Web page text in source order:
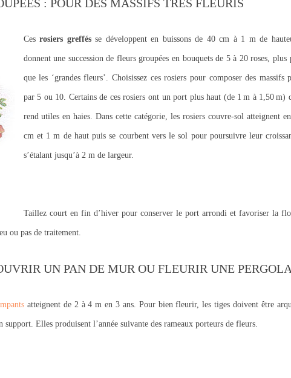
: POUR DES MASSIFS TRÈS FLEURIS
Cesrosiers greffésse développent en buissons de 40 cm à 1 m de
donnent une succession de fleurs groupées en bouquets de 5 à 20 roses, plus
que les ‘grandes fleurs’. Choisissez ces rosiers pour composer des massifs
par 5 ou 10. Certains de ces rosiers ont un port plus haut (de 1 m à 1,50 m)
rend utiles en haies. Dans cette catégorie, les rosiers couvre-sol atteignent
cm et 1 m de haut puis se courbent vers le sol pour poursuivre leur
s’étalant jusqu’à 2 m de largeur.
Taillez court en fin d’hiver pour conserver le port arrondi et favoriser la
ou pas de traitement.
UN PAN DE MUR OU FLEURIR UNE PERGOLA
atteignent de 2 à 4 m en 3 ans. Pour bien fleurir, les tiges doivent être
support. Elles produisent l’année suivante des rameaux porteurs de fleurs.